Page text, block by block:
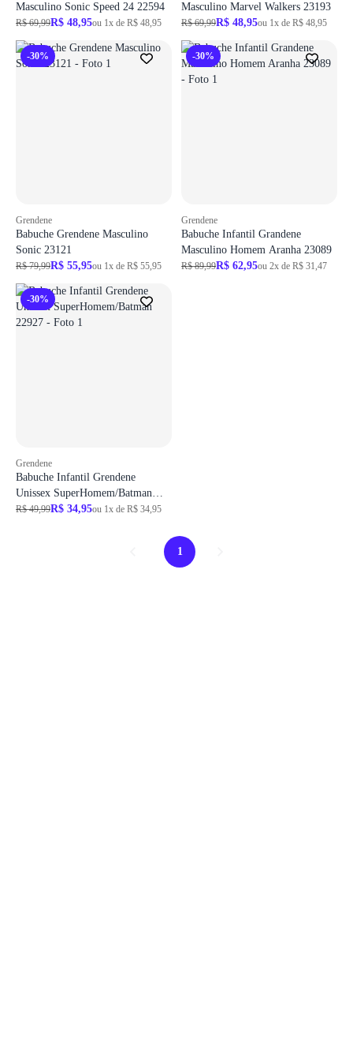
Masculino Sonic Speed 24 22594
R$ 69,99R$ 48,95ou 1x de R$ 48,95
Masculino Marvel Walkers 23193
R$ 69,99R$ 48,95ou 1x de R$ 48,95
-30%
Grendene
Babuche Grendene Masculino
Sonic 23121
R$ 79,99R$ 55,95ou 1x de R$ 55,95
-30%
Grendene
Babuche Infantil Grandene
Masculino Homem Aranha 23089
R$ 89,99R$ 62,95ou 2x de R$ 31,47
-30%
Grendene
Babuche Infantil Grendene
Unissex SuperHomem/Batman
22927
R$ 49,99R$ 34,95ou 1x de R$ 34,95
1